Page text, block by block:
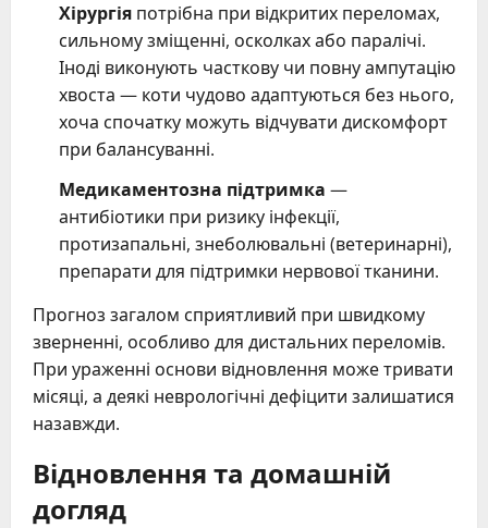
Хірургія потрібна при відкритих переломах,
сильному зміщенні, осколках або паралічі.
Іноді виконують часткову чи повну ампутацію
хвоста — коти чудово адаптуються без нього,
хоча спочатку можуть відчувати дискомфорт
при балансуванні.
Медикаментозна підтримка —
антибіотики при ризику інфекції,
протизапальні, знеболювальні (ветеринарні),
препарати для підтримки нервової тканини.
Прогноз загалом сприятливий при швидкому
зверненні, особливо для дистальних переломів.
При ураженні основи відновлення може тривати
місяці, а деякі неврологічні дефіцити залишатися
назавжди.
Відновлення та домашній
догляд